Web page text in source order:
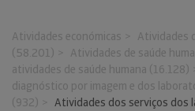
Atividades económicas
Atividades
(58.201)
Atividades de saúde
atividades de saúde humana (16.128)
diagnóstico por imagem e dos
(932)
Atividades dos serviços dos